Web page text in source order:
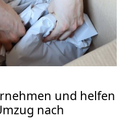
und helfen
nach